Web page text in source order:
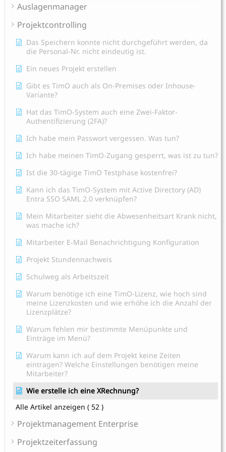
Auslagenmanager
Projektcontrolling
Das Speichern konnte nicht durchgeführt werden, da
die Personal-Nr. nicht eindeutig ist.
Ein neues Projekt erstellen
Gibt es TimO auch als On-Premises oder Inhouse-
Variante?
Hat das TimO-System auch eine Zwei-Faktor-
Authentifizierung (2FA)?
Ich habe mein Passwort vergessen. Was tun?
Ich habe meinen TimO-Zugang gesperrt, was ist zu tun?
Ist die 30-tägige TimO Testphase kostenfrei?
Kann ich das TimO-System mit Active Directory (AD)
Entra SSO SAML 2.0 verknüpfen?
Mein Mitarbeiter sieht die Abwesenheitsart Krank nicht,
was mache ich?
Mitarbeiter E-Mail Benachrichtigung Konfiguration
Projekt Stundennachweis
Schulweg als Arbeitszeit
Warum benötige ich eine TimO-Lizenz, wie hoch sind
meine Lizenzkosten und wie erhöhe ich die Anzahl der
Lizenzplätze?
Warum fehlen mir bestimmte Menüpunkte und
Einträge im Menü?
Warum kann ich auf dem Projekt keine Zeiten
eintragen? Welche Einstellungen benötigen meine
Mitarbeiter?
Wie erstelle ich eine XRechnung?
Alle Artikel anzeigen ( 52 )
Projektmanagement Enterprise
Projektzeiterfassung